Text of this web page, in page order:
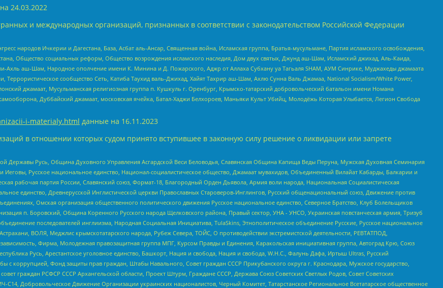
24.03.2022
и международных организаций, признанных в соответствии с законодательством Российской Федерации
народов Ичкерии и Дагестана, База, Асбат аль-Ансар, Священная война, Исламская группа, Братья-мусульмане, Партия исламского освобождения,
Общество социальных реформ, Общество возрождения исламского наследия, Дом двух святых, Джунд аш-Шам, Исламский джихад, Аль-Каида,
Ахль аш-Шам, Народное ополчение имени К. Минина и Д. Пожарского, Аджр от Аллаха Субхану уа Тагьаля SHAM, АУМ Синрике, Муджахеды джамаата
Террористическое сообщество Сеть, Катиба Таухид валь-Джихад, Хайят Тахрир аш-Шам, Ахлю Сунна Валь Джамаа, National Socialism/White Power,
джамаат, Мусульманская религиозная группа п. Кушкуль г. Оренбург, Крымско-татарский добровольческий батальон имени Номана
Дуббайский джамаат, московская ячейка, Батал-Хаджи Белхороев, Маньяки Культ Убийц, Молодёжь Которая Улыбается, Легион Свобода
i-materialy.html данные на 16.11.2023
в отношении которых судом принято вступившее в законную силу решение о ликвидации или запрете
Державы Русь, Община Духовного Управления Асгардской Веси Беловодья, Славянская Община Капища Веды Перуна, Мужская Духовная Семинария
Русское национальное единство, Национал-социалистическое общество, Джамаат мувахидов, Объединенный Вилайат Кабарды, Балкарии и
рабочая партия России, Славянский союз, Формат-18, Благородный Орден Дьявола, Армия воли народа, Национальная Социалистическая
единство, Древнерусской Инглистической церкви Православных Староверов-Инглингов, Русский общенациональный союз, Движение против
Омская организация общественного политического движения Русское национальное единство, Северное Братство, Клуб Болельщиков
п. Боровский, Община Коренного Русского народа Щелковского района, Правый сектор, УНА - УНСО, Украинская повстанческая армия, Тризуб
последователей инглиизма, Народная Социальная Инициатива, TulaSkins, Этнополитическое объединение Русские, Русское национальное
ВОЛЯ, Меджлис крымскотатарского народа, Рубеж Севера, ТОЙС, О противодействии экстремистской деятельности, РЕВТАТПОД,
Фирма, Молодежная правозащитная группа МПГ, Курсом Правды и Единения, Каракольская инициативная группа, Автоград Крю, Союз
Русь, Арестантское уголовное единство, Башкорт, Нация и свобода, Нация и свобода, W.H.С., Фалунь Дафа, Иртыш Ultras, Русский
коррупцией, Фонд защиты прав граждан, Штабы Навального, Совет граждан СССР Прикубанского округа г. Краснодара, Мужское государство,
граждан РСФСР СССР Архангельской области, Проект Штурм, Граждане СССР, Держава Союз Советских Светлых Родов, Совет Советских
С14, Добровольческое Движение Организации украинских националистов, Черный Комитет, Татарстанское Региональное Всетатарское общественное